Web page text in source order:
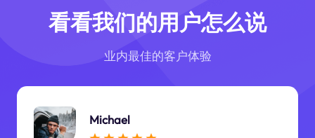
看看我们的用户怎么说
业内最佳的客户体验
Michael